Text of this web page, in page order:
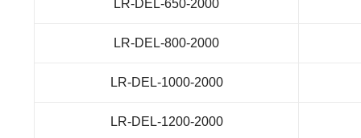
LR-DEL-650-2000
LR-DEL-800-2000
LR-DEL-1000-2000
LR-DEL-1200-2000